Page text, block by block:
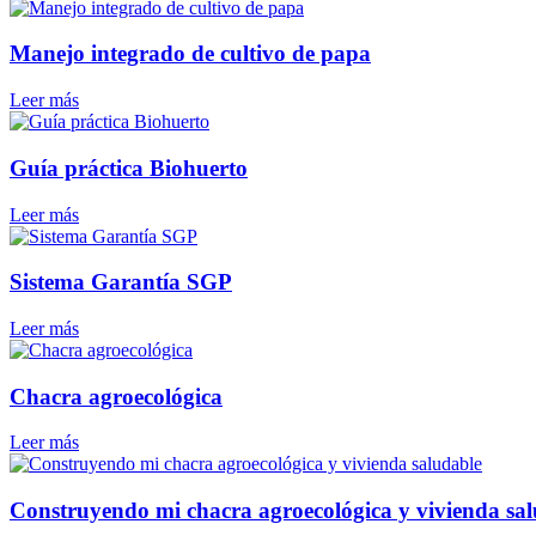
Manejo integrado de cultivo de papa
Leer más
Guía práctica Biohuerto
Leer más
Sistema Garantía SGP
Leer más
Chacra agroecológica
Leer más
Construyendo mi chacra agroecológica y vivienda